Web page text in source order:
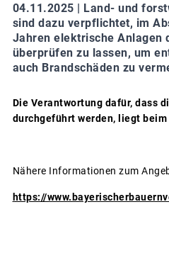
04.11.2025 | Land- und
sind dazu verpflichtet, im
Jahren elektrische Anlagen
überprüfen zu lassen, um
auch Brandschäden zu
Die Verantwortung dafür, dass
durchgeführt werden, liegt
Nähere Informationen zum
https://